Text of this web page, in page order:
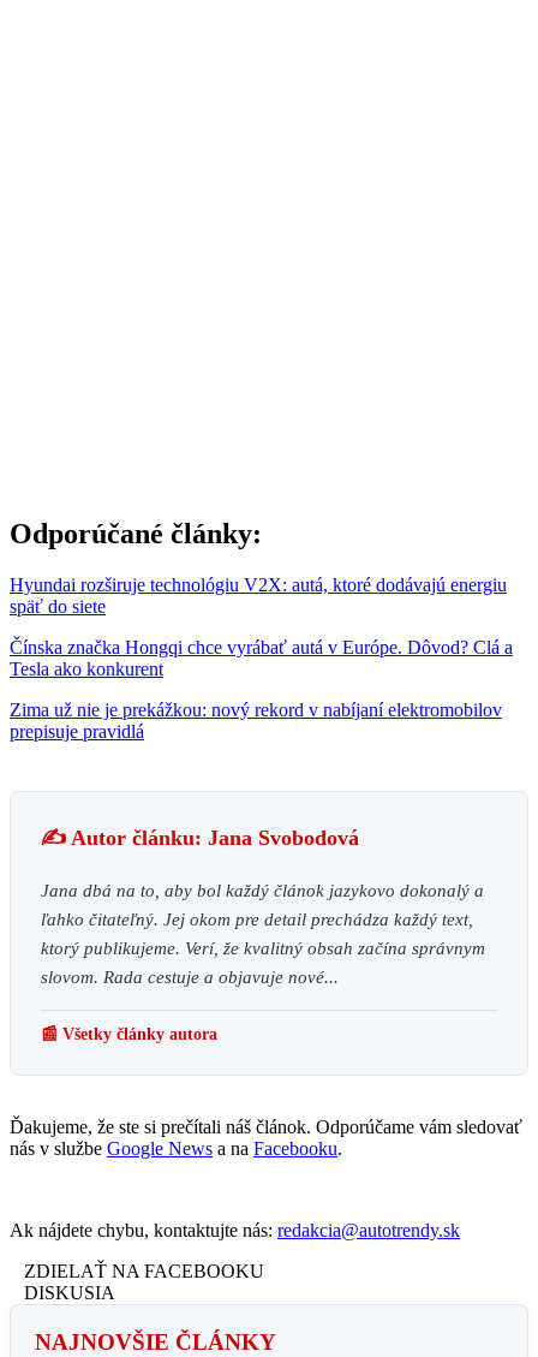
Odporúčané články:
Hyundai rozširuje technológiu V2X: autá, ktoré dodávajú energiu
späť do siete
Čínska značka Hongqi chce vyrábať autá v Európe. Dôvod? Clá a
Tesla ako konkurent
Zima už nie je prekážkou: nový rekord v nabíjaní elektromobilov
prepisuje pravidlá
✍️ Autor článku: Jana Svobodová
Jana dbá na to, aby bol každý článok jazykovo dokonalý a
ľahko čitateľný. Jej okom pre detail prechádza každý text,
ktorý publikujeme. Verí, že kvalitný obsah začína správnym
slovom. Rada cestuje a objavuje nové...
📰 Všetky články autora
Ďakujeme, že ste si prečítali náš článok. Odporúčame vám sledovať
nás v službe Google News a na Facebooku.
Ak nájdete chybu, kontaktujte nás: redakcia@autotrendy.sk
ZDIELAŤ NA FACEBOOKU
DISKUSIA
NAJNOVŠIE ČLÁNKY